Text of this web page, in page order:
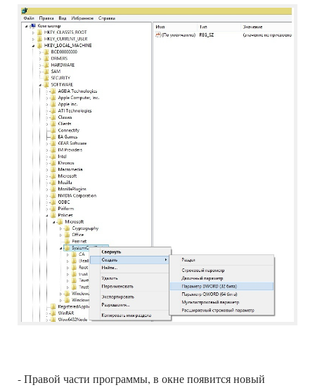
- Правой части программы, в окне появится новый